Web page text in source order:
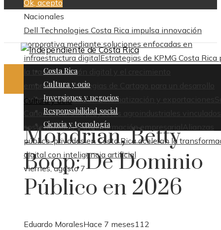
Ok, acepto
Nacionales
Dell Technologies Costa Rica impulsa innovación
corporativa mediante soluciones enfocadas en
infraestructura digitalEstrategias de KPMG Costa Rica
la transformación digital y el crecimiento
empresarialEstrategias de Cartago para un desarrollo
industrial basado en automatización y exportaciones
Carlos desarrolla proyectos agroindustriales
sostenibilidad y transformación empresarial Alianzas
público-privadas en Costa Rica aceleran la
digital con inteligencia artificial
viernes, agosto 7
Costa Rica
Cultura y ocio
Inversiones y negocios
Responsabilidad social
Ciencia y tecnología
Cultura y ocio
Mondrian, Betty
Boop: De Dominio
Público en 2026
Eduardo MoralesHace 7 meses112